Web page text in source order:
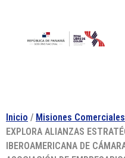
Inicio / Misiones Comerciales
EXPLORA ALIANZAS
IBEROAMERICANA DE